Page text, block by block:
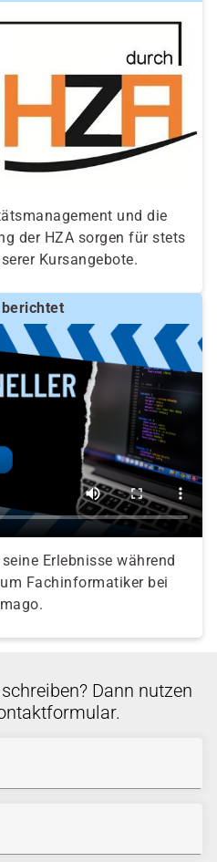
und die
der HZA sorgen für stets
Kursangebote.
Erlebnisse während
Fachinformatiker bei
Dann nutzen